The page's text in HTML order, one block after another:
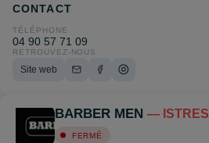
BARBER MEN — ISTRES
FERMÉ
CONTACT
TÉLÉPHONE
04 90 57 71 09
RETROUVEZ-NOUS
Site web